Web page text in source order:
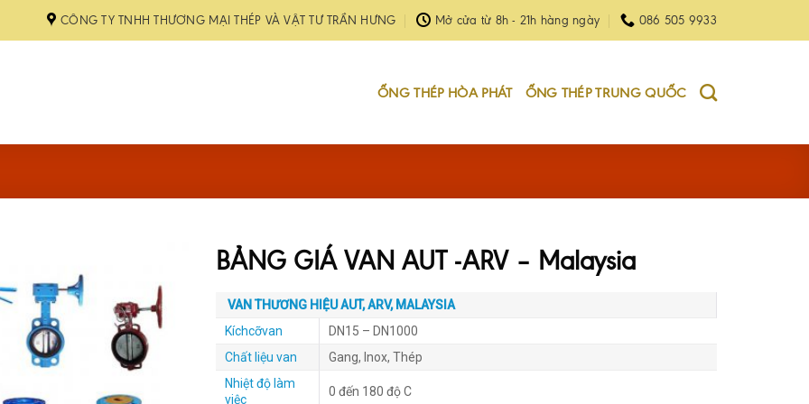
CÔNG TY TNHH THƯƠNG MẠI THÉP VÀ VẬT TƯ TRẦN HƯNG Mở cửa từ 8h - 21h hàng ngày 086 505 9933
ỐNG THÉP HÒA PHÁT ỐNG THÉP TRUNG QUỐC
BẢNG GIÁ VAN AUT -ARV – Malaysia
VAN THƯƠNG HIỆUAUT,ARV, MALAYSIA
Kíchcỡvan
DN15 – DN1000
Chất liệu van
Gang, Inox, Thép
Nhiệt độ làm
việc
0 đến 180 độ C